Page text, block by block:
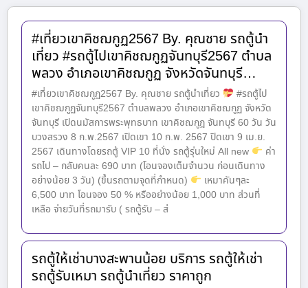
#เที่ยวเขาคิชฌกูฏ2567 By. คุณชาย รถตู้นำ
เที่ยว #รถตู้ไปเขาคิชฌกูฏจันทบุรี2567 ตำบล
พลวง อำเภอเขาคิชฌกูฏ จังหวัดจันทบุรี…
#เที่ยวเขาคิชฌกูฏ2567 By. คุณชาย รถตู้นำเที่ยว
#รถตู้ไป
เขาคิชฌกูฏจันทบุรี2567 ตำบลพลวง อำเภอเขาคิชฌกูฏ จังหวัด
จันทบุรี เปิดนมัสการพระพุทธบาท เขาคิชฌกูฎ จันทบุรี 60 วัน วัน
บวงสรวง 8 ก.พ.2567 เปิดเขา 10 ก.พ. 2567 ปิดเขา 9 เม.ย.
2567 เดินทางโดยรถตู้ VIP 10 ที่นั่ง รถตู้รุ่นใหม่ All new
ค่า
รถไป – กลับคนละ 690 บาท (โอนจองเต็มจำนวน ก่อนเดินทาง
อย่างน้อย 3 วัน) (ขึ้นรถตามจุดที่กำหนด)
เหมาคันๆละ
6,500 บาท โอนจอง 50 % หรืออย่างน้อย 1,000 บาท ส่วนที่
เหลือ จ่ายวันที่รถมารับ ( รถตู้รับ – ส่
รถตู้ให้เช่าบางสะพานน้อย บริการ รถตู้ให้เช่า
รถตู้รับเหมา รถตู้นำเที่ยว ราคาถูก